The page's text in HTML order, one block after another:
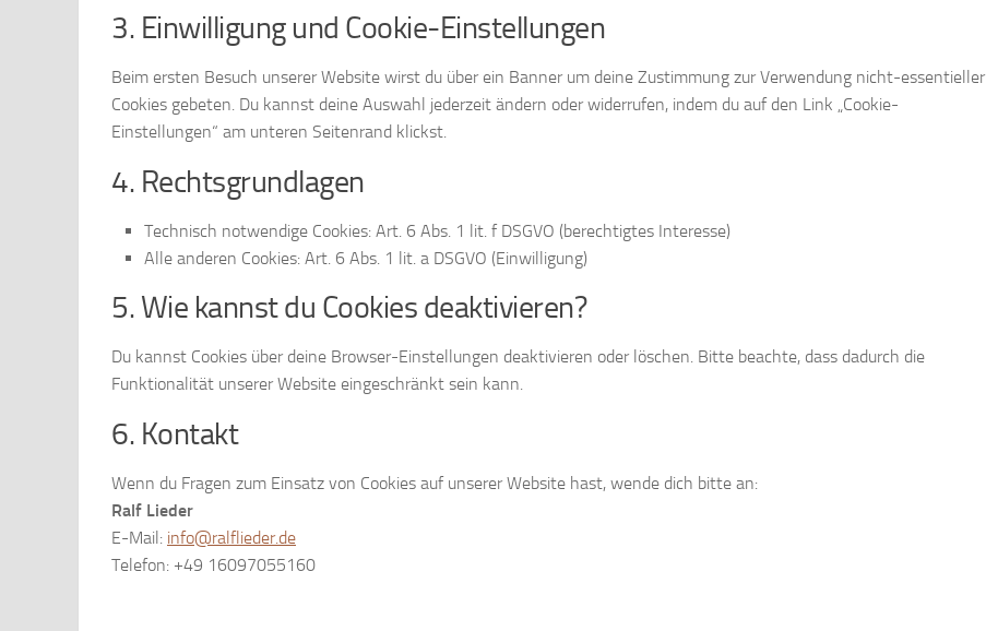
3. Einwilligung und Cookie-Einstellungen
Beim ersten Besuch unserer Website wirst du über ein Banner um deine Zustimmung zur Verwendung nicht-essentieller
Cookies gebeten. Du kannst deine Auswahl jederzeit ändern oder widerrufen, indem du auf den Link „Cookie-
Einstellungen“ am unteren Seitenrand klickst.
4. Rechtsgrundlagen
Technisch notwendige Cookies: Art. 6 Abs. 1 lit. f DSGVO (berechtigtes Interesse)
Alle anderen Cookies: Art. 6 Abs. 1 lit. a DSGVO (Einwilligung)
5. Wie kannst du Cookies deaktivieren?
Du kannst Cookies über deine Browser-Einstellungen deaktivieren oder löschen. Bitte beachte, dass dadurch die
Funktionalität unserer Website eingeschränkt sein kann.
6. Kontakt
Wenn du Fragen zum Einsatz von Cookies auf unserer Website hast, wende dich bitte an:
Ralf Lieder
E-Mail: info@ralflieder.de
Telefon: +49 16097055160